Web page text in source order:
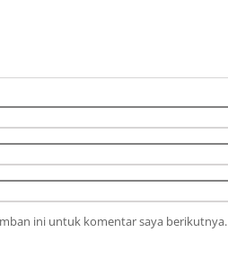
ini untuk komentar saya berikutnya.